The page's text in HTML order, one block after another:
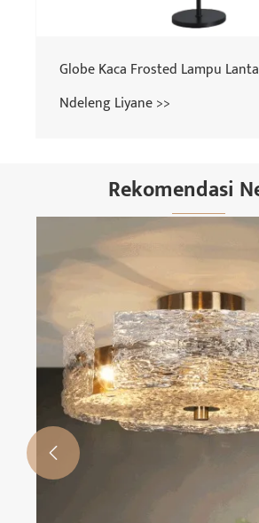
Globe Kaca Frosted Lampu
Ndeleng Liyane >>
Rekomendasi
Napa Lampu Lantai Travertine
Utama kanggo Desain Lampu
Minimalis Modern?
Ndeleng Liyane >>
